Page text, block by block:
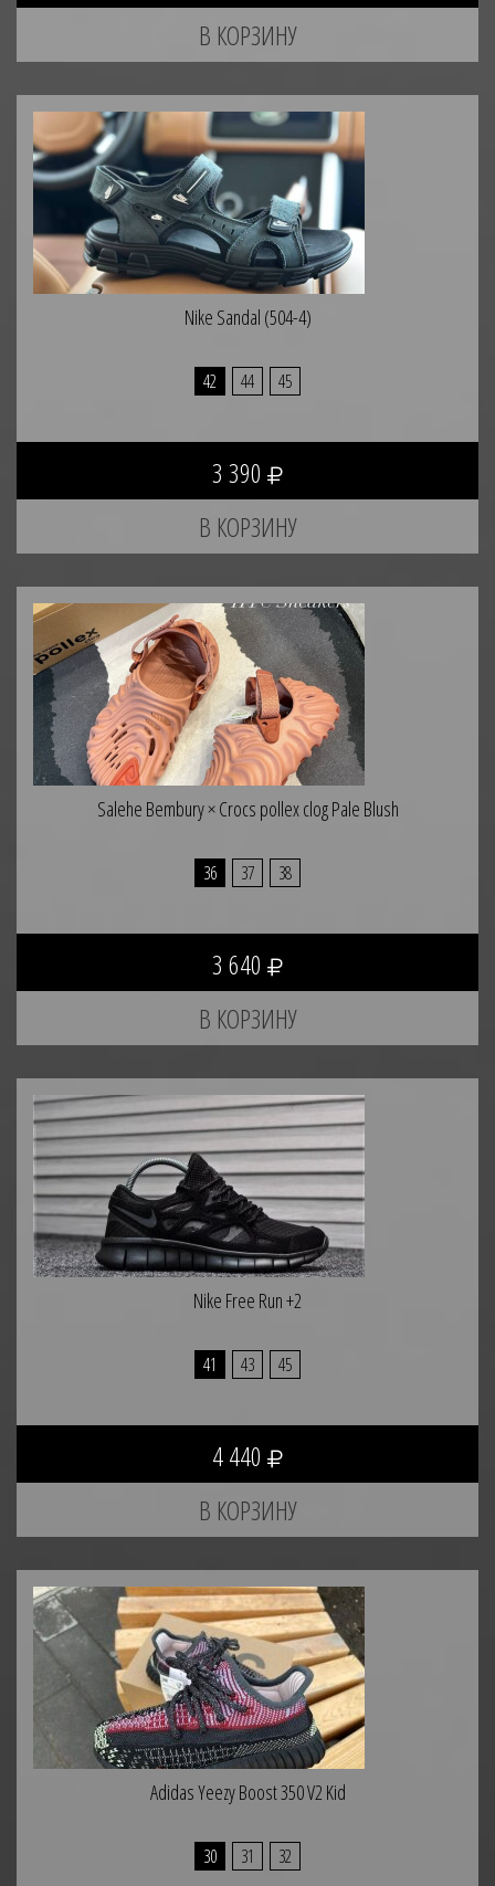
Nike Sandal (504-4)
42 44 45
3 390
Salehe Bembury × Crocs pollex clog Pale Blush
36 37 38
3 640
Nike Free Run +2
41 43 45
4 440
Adidas Yeezy Boost 350 V2 Kid
30 31 32